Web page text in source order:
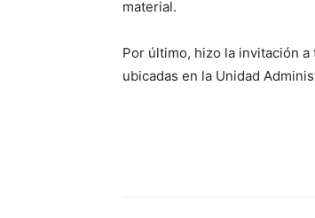
material.
Por último, hizo la invitación
ubicadas en la Unidad